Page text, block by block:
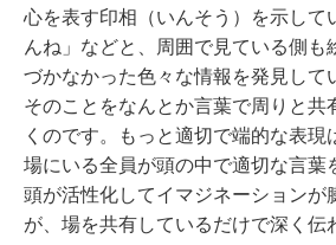
心を表す印相（いんそう）を示して
んね」などと、周囲で見ている側も
づかなかった色々な情報を発見して
そのことをなんとか言葉で周りと共
くのです。もっと適切で端的な表現
場にいる全員が頭の中で適切な言葉
頭が活性化してイマジネーションが
が、場を共有しているだけで深く伝